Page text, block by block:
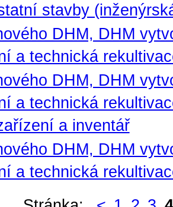
stavby
DHM, DHM
a technická
DHM, DHM
a technická
a inventář
DHM, DHM
a technická